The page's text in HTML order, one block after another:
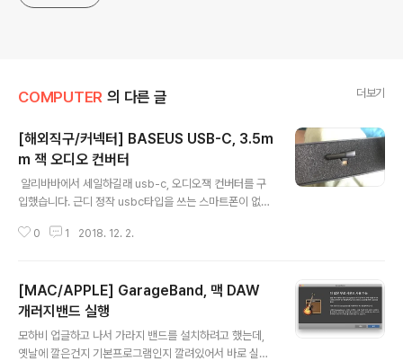
COMPUTER 의 다른 글 더보기
[해외직구/커넥터] BASEUS USB-C, 3.5m
m 잭 오디오 컨버터
​ 알리바바에서 세일하길래 usb-c, 오디오잭 컨버터를 구
입했습니다. 근디 정작 usbc타입을 쓰는 스마트폰이 없어
중국꺼긴한데 제품이 좋습니다. USB-C허브도 하나 구입
디오 잭, 이어폰을 꼽을 수 있습니다.
0 1 2018. 12. 2.
[MAC/APPLE] GarageBand, 맥 DAW
개러지밴드 실행
모하비 업글하고 나서 가라지 밴드를 설치하려고 했는데,
옛날에 깔은건지 기본프로그램인지 깔려있어서 바로 실행